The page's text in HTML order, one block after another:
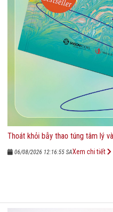
Thoát khỏi bẫy thao túng tâm lý
06/08/2026 12:16:55 SAXem chi tiết